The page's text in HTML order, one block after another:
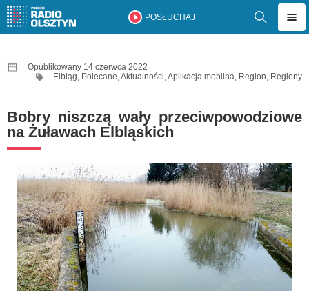
POSŁUCHAJ
Opublikowany 14 czerwca 2022
Elbląg, Polecane,Aktualności,Aplikacja mobilna, Region, Regiony
Bobry niszczą wały przeciwpowodziowe
na Żuławach Elbląskich